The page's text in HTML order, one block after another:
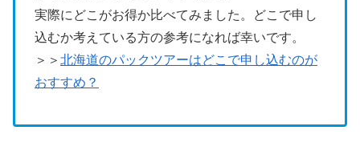
実際にどこがお得か比べてみました。どこで申し
込むか考えている方の参考になれば幸いです。
＞＞ 北海道のパックツアーはどこで申し込むのが
おすすめ？